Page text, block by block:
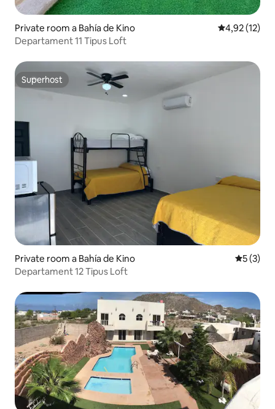
Private room a Bahía de Kino 4,92 de
4,92 (12)
Departament 11 Tipus Loft
Superhost
Superhost
Private room a Bahía de Kino 5 de
5 (3)
Departament 12 Tipus Loft